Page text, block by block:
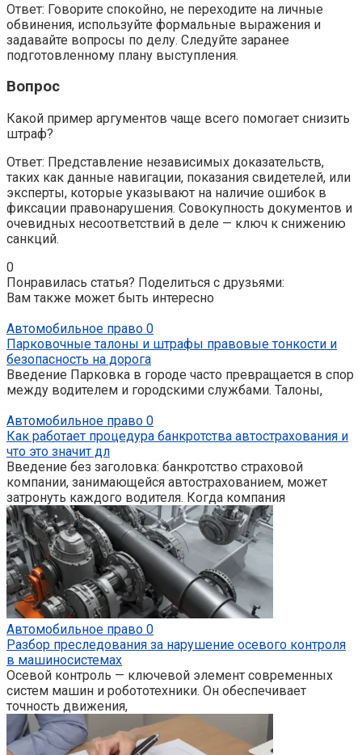
Ответ: Говорите спокойно, не переходите на личные
обвинения, используйте формальные выражения и
задавайте вопросы по делу. Следуйте заранее
подготовленному плану выступления.
Вопрос
Какой пример аргументов чаще всего помогает снизить
штраф?
Ответ: Представление независимых доказательств,
таких как данные навигации, показания свидетелей, или
эксперты, которые указывают на наличие ошибок в
фиксации правонарушения. Совокупность документов и
очевидных несоответствий в деле — ключ к снижению
санкций.
0
Понравилась статья? Поделиться с друзьями:
Вам также может быть интересно
Автомобильное право 0
Парковочные талоны и штрафы правовые тонкости и
безопасность на дорога
Введение Парковка в городе часто превращается в спор
между водителем и городскими службами. Талоны,
Автомобильное право 0
Как работает процедура банкротства автострахования и
что это значит дл
Введение без заголовка: банкротство страховой
компании, занимающейся автострахованием, может
затронуть каждого водителя. Когда компания
Автомобильное право 0
Разбор преследования за нарушение осевого контроля
в машиносистемах
Осевой контроль — ключевой элемент современных
систем машин и робототехники. Он обеспечивает
точность движения,